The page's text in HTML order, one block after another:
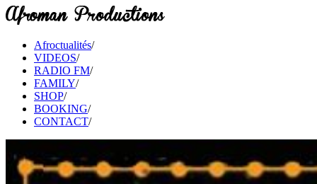
Afroctualités/
VIDEOS/
RADIO FM/
FAMILY/
SHOP/
BOOKING/
CONTACT/